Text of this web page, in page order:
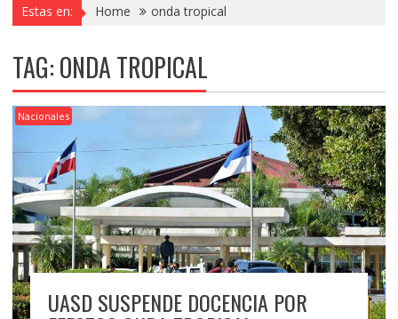
Estas en: Home onda tropical
TAG:ONDA TROPICAL
Nacionales
UASD SUSPENDE DOCENCIA POR